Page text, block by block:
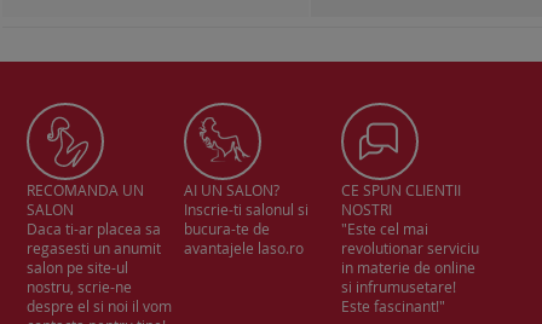
RECOMANDA UN
SALON
Daca ti-ar placea sa
regasesti un anumit
salon pe site-ul
nostru, scrie-ne
despre el si noi il vom
AI UN SALON?
Inscrie-ti salonul si
bucura-te de
avantajele laso.ro
CE SPUN CLIENTII
NOSTRI
"Este cel mai
revolutionar serviciu
in materie de online
si infrumusetare!
Este fascinant!"